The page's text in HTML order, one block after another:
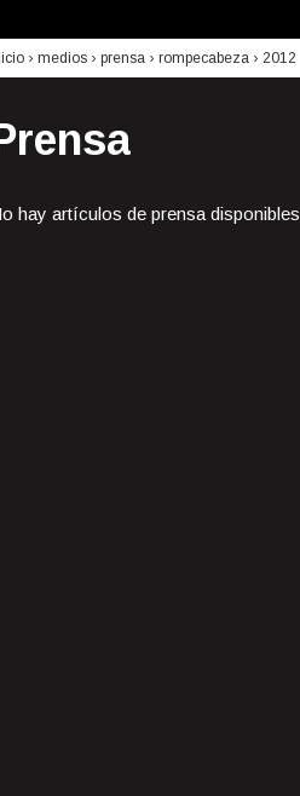
› medios › prensa › rompecabeza › 2012
hay artículos de prensa disponibles